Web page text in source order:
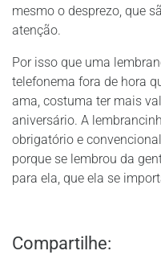
mesmo o desprezo, que
atenção.
Por isso que uma
telefonema fora de hora
ama, costuma ter mais
aniversário. A
obrigatório e
porque se lembrou da
para ela, que ela se
Compartilhe: